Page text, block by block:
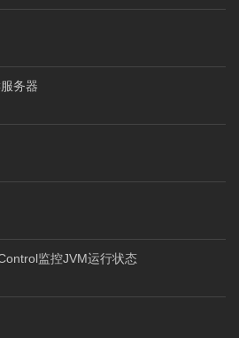
务器
监控JVM运行状态